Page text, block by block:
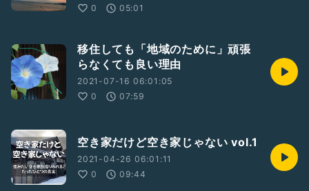
0
05:01
移住しても「地域のために」頑張
らなくても良い理由
2021-07-16 06:01:05
0
07:59
空き家だけど空き家じゃない vol.1
2021-04-26 06:01:11
0
09:44